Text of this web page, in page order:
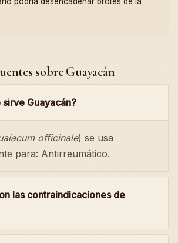
sobre Guayacán
sirve Guayacán?
officinale) se usa
para: Antirreumático.
las contraindicaciones de